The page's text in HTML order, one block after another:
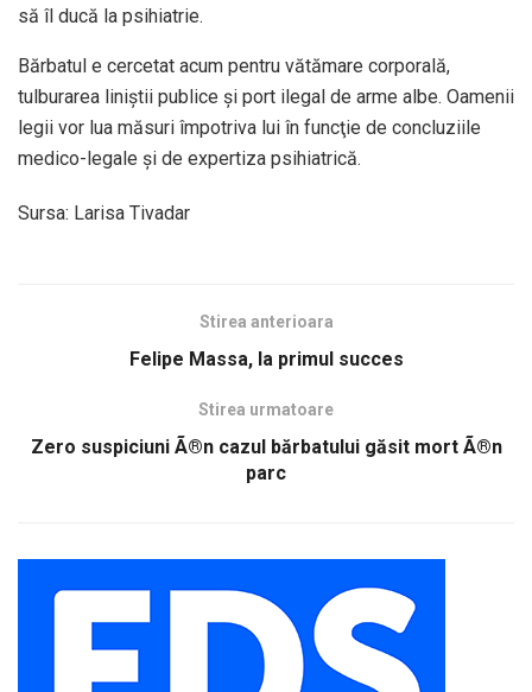
să îl ducă la psihiatrie.
Bărbatul e cercetat acum pentru vătămare corporală,
tulburarea liniştii publice şi port ilegal de arme albe. Oamenii
legii vor lua măsuri împotriva lui în funcţie de concluziile
medico-legale şi de expertiza psihiatrică.
Sursa: Larisa Tivadar
Stirea anterioara
Felipe Massa, la primul succes
Stirea urmatoare
Zero suspiciuni Ã®n cazul bărbatului găsit mort Ã®n
parc